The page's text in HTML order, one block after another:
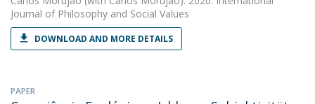
Journal of Philosophy and Social Values
DOWNLOAD AND MORE DETAILS
PAPER